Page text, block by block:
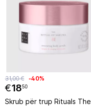
€1850
31,00 € -40%
Skrub për trup Rituals The